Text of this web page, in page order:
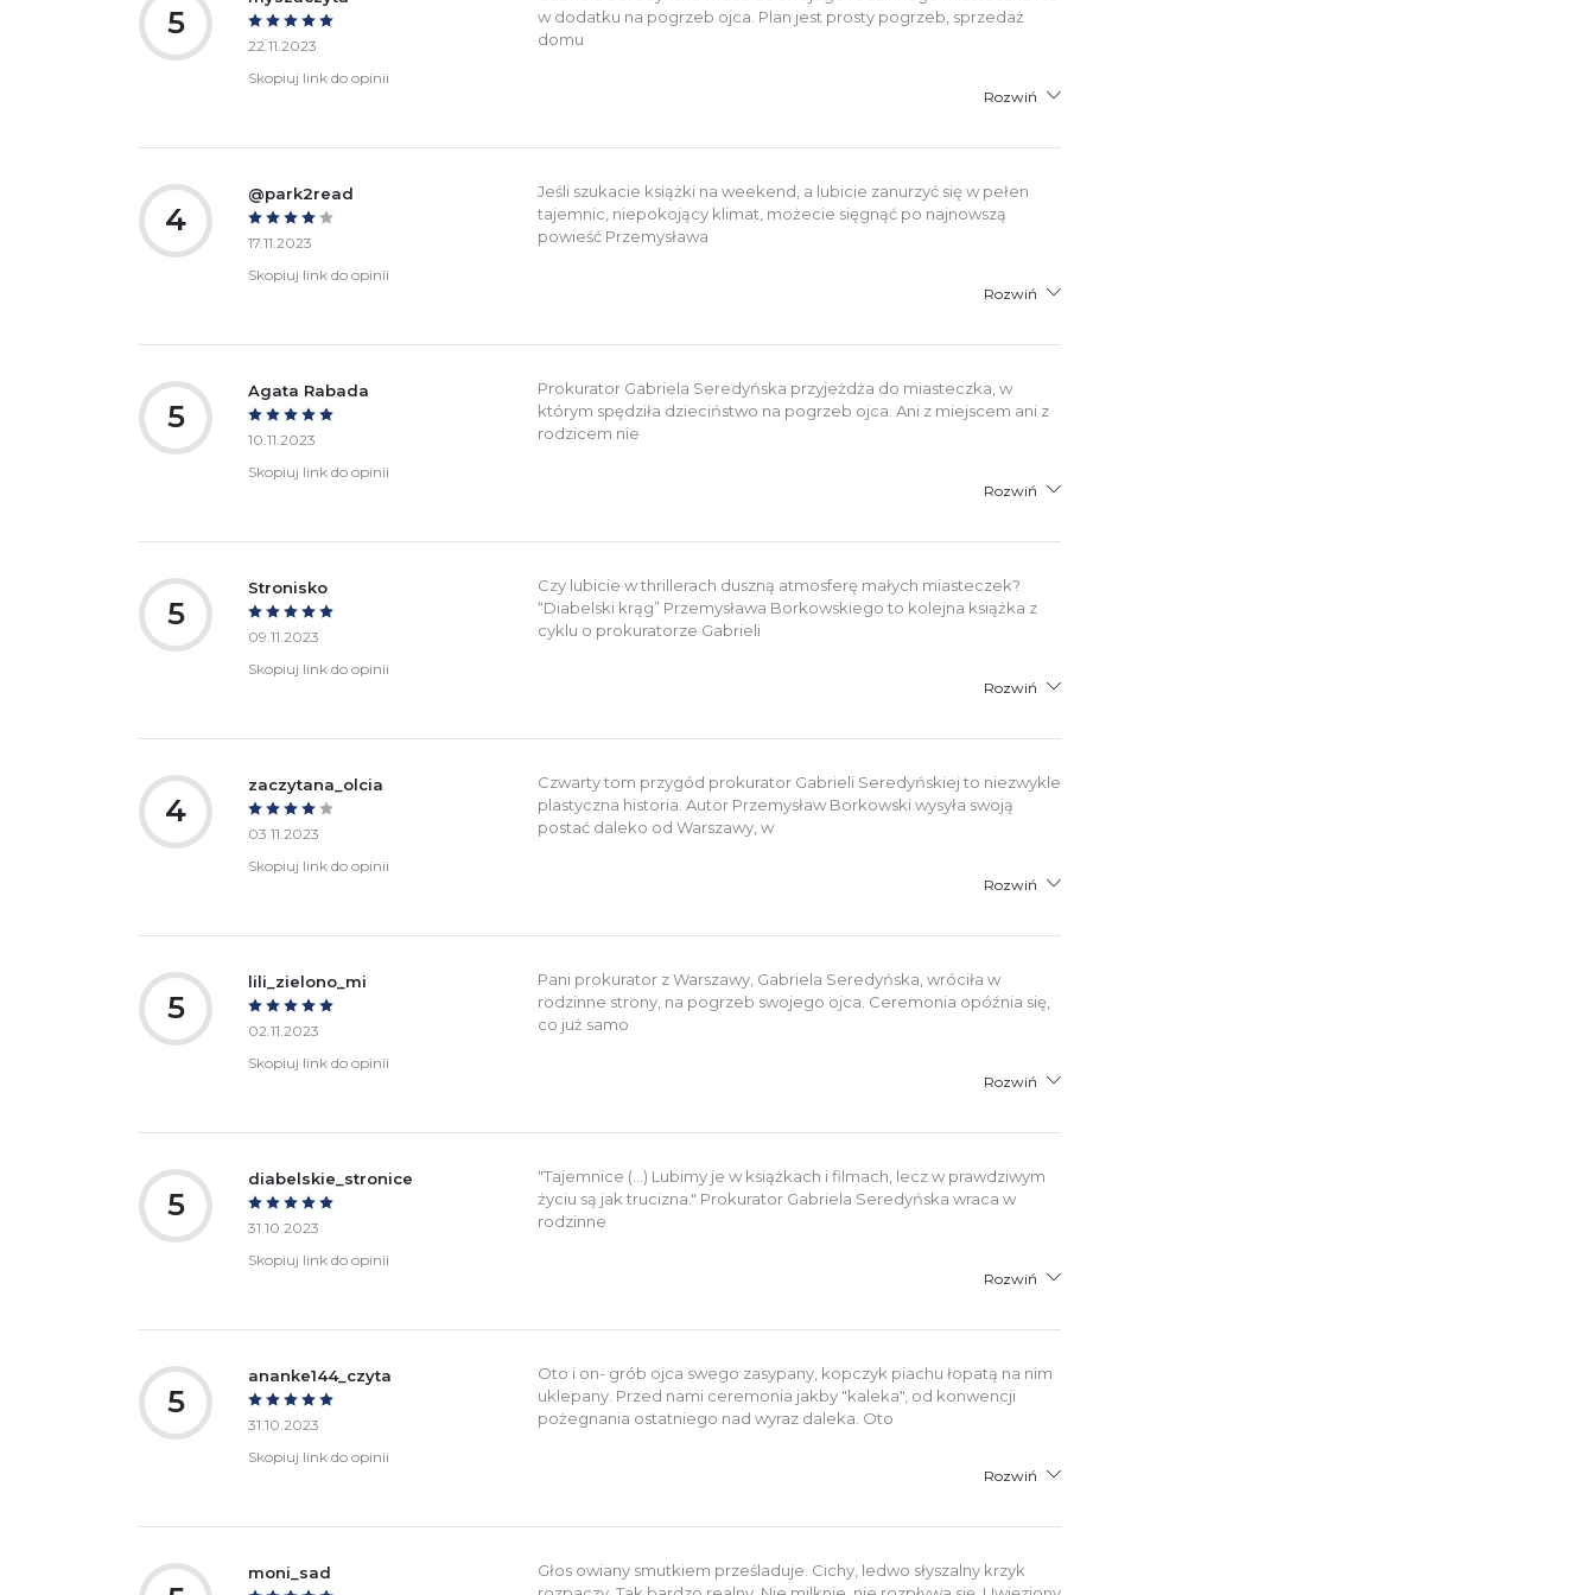
5
22.11.2023
Skopiuj link do opinii
w dodatku na pogrzeb ojca. Plan jest prosty pogrzeb, sprzedaż
domu
Rozwiń
4
@park2read
17.11.2023
Skopiuj link do opinii
Jeśli szukacie książki na weekend, a lubicie zanurzyć się w pełen
tajemnic, niepokojący klimat, możecie sięgnąć po najnowszą
powieść Przemysława
Rozwiń
5
Agata Rabada
10.11.2023
Skopiuj link do opinii
Prokurator Gabriela Seredyńska przyjeżdża do miasteczka, w
którym spędziła dzieciństwo na pogrzeb ojca. Ani z miejscem ani z
rodzicem nie
Rozwiń
5
Stronisko
09.11.2023
Skopiuj link do opinii
Czy lubicie w thrillerach duszną atmosferę małych miasteczek?
“Diabelski krąg” Przemysława Borkowskiego to kolejna książka z
cyklu o prokuratorze Gabrieli
Rozwiń
4
zaczytana_olcia
03.11.2023
Skopiuj link do opinii
Czwarty tom przygód prokurator Gabrieli Seredyńskiej to niezwykle
plastyczna historia. Autor Przemysław Borkowski wysyła swoją
postać daleko od Warszawy, w
Rozwiń
5
lili_zielono_mi
02.11.2023
Skopiuj link do opinii
Pani prokurator z Warszawy, Gabriela Seredyńska, wróciła w
rodzinne strony, na pogrzeb swojego ojca. Ceremonia opóźnia się,
co już samo
Rozwiń
5
diabelskie_stronice
31.10.2023
Skopiuj link do opinii
"Tajemnice (...) Lubimy je w książkach i filmach, lecz w prawdziwym
życiu są jak trucizna." Prokurator Gabriela Seredyńska wraca w
rodzinne
Rozwiń
5
ananke144_czyta
31.10.2023
Skopiuj link do opinii
Oto i on- grób ojca swego zasypany, kopczyk piachu łopatą na nim
uklepany. Przed nami ceremonia jakby "kaleka", od konwencji
pożegnania ostatniego nad wyraz daleka. Oto
Rozwiń
moni_sad
Głos owiany smutkiem prześladuje. Cichy, ledwo słyszalny krzyk